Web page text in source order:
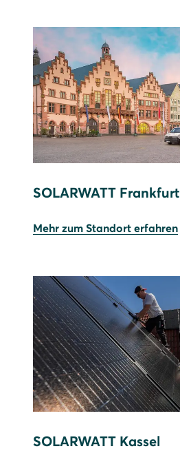
SOLARWATT Frankfurt
Mehr zum Standort erfahren
SOLARWATT Kassel